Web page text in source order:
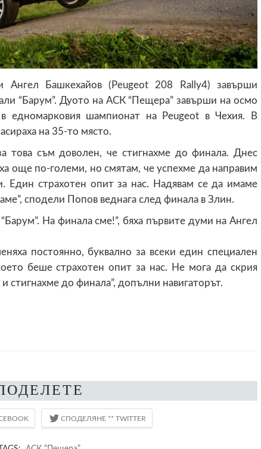
Ангел Башкехайов (Peugeot 208 Rally4) завърши
“Барум”. Дуото на АСК “Пещера” завърши на осмо
едномарковия шампионат на Peugeot в Чехия. В
на 35-то място.
това съм доволен, че стигнахме до финала. Днес
още по-големи, но смятам, че успехме да направим
Един страхотен опит за нас. Надявам се да имаме
сподели Попов веднага след финала в Злин.
На финала сме!”, бяха първите думи на Ангел
постоянно, буквално за всеки един специален
беше страхотен опит за нас. Не мога да скрия
стигнахме до финала”, допълни навигаторът.